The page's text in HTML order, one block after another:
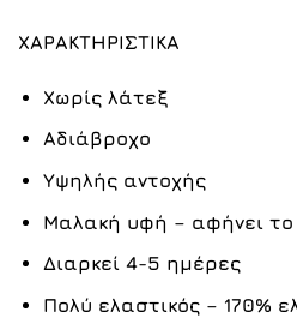
ΧΑΡΑΚΤΗΡΙΣΤΙΚΑ
Χωρίς λάτεξ
Αδιάβροχο
Υψηλής αντοχής
Μαλακή υφή – αφήνει
Διαρκεί 4-5 ημέρες
Πολύ ελαστικός – 170%